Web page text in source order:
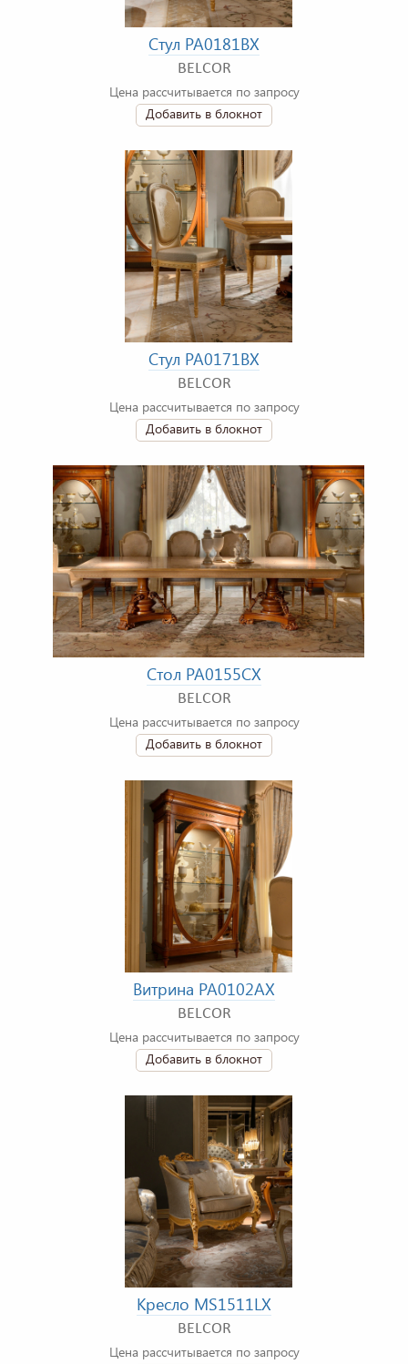
Стул PA0181BX
BELCOR
Цена рассчитывается по запросу
Добавить в блокнот
Стул PA0171BX
BELCOR
Цена рассчитывается по запросу
Добавить в блокнот
Стол PA0155CX
BELCOR
Цена рассчитывается по запросу
Добавить в блокнот
Витрина PA0102AX
BELCOR
Цена рассчитывается по запросу
Добавить в блокнот
Кресло MS1511LX
BELCOR
Цена рассчитывается по запросу